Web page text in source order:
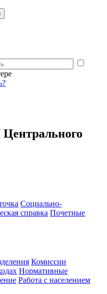
Социально-
справка Почетные
Комиссии
Нормативные
Работа с населением